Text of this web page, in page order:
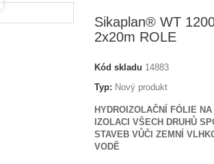
Sikaplan® WT
2x20m ROLE
Kód skladu 14883
Typ: Nový produkt
HYDROIZOLAČNÍ FÓLIE
IZOLACI VŠECH DRUHŮ
STAVEB VŮČI ZEMNÍ
VODĚ